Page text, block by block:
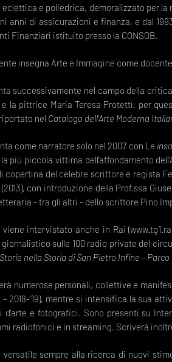
eclettica e poliedrica, demoralizzato per la
anni di assicurazioni e finanza, e dal
Finanziari istituito presso la CONSOB.
insegna Arte e Immagine come
successivamente nel campo della
e la pittrice Maria Teresa Protettì: per
nel Catalogo dell’Arte Moderna
come narratore solo nel 2007 con Le
più piccola vittima dell’affondamento
copertina del celebre scrittore e regista
con introduzione della Prof.ssa
- tra gli altri - dello scrittore Pino
viene intervistato anche in Rai (
sulle 100 radio private del
Storie nella Storia di San Pietro Infine -
numerose personali, collettive e
– 2018-‘19), mentre si intensifica la sua
d’arte e fotografici. Sono presenti su
radiofonici e in streaming. Scriverà
versatile sempre alla ricerca di nuovi